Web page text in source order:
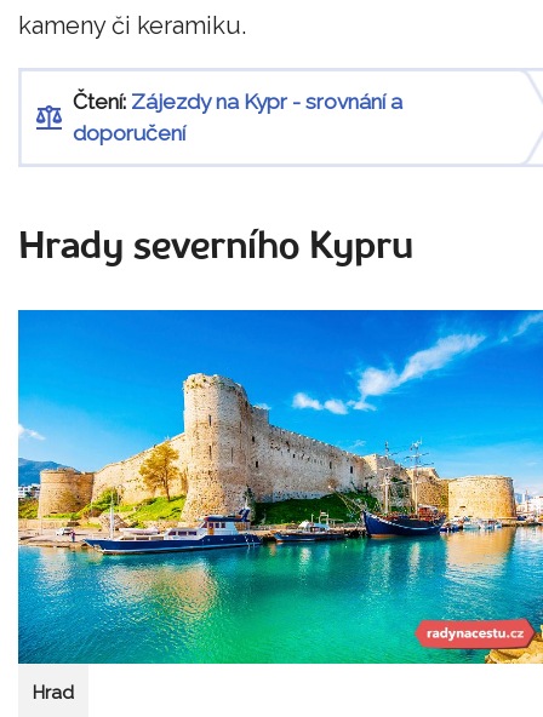
kameny či keramiku.
Čtení: Zájezdy na Kypr - srovnání a
doporučení
Hrady severního Kypru
Hrad